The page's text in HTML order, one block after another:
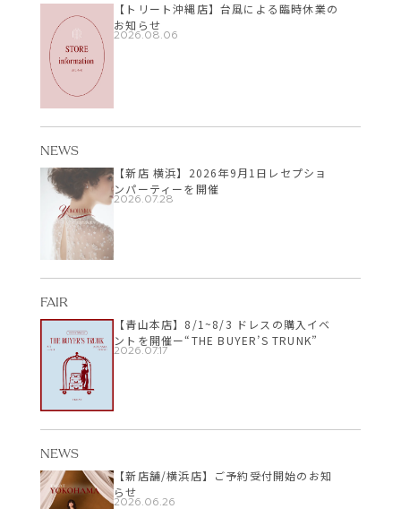
【トリート沖縄店】台風による臨時休業の
お知らせ
2026.08.06
NEWS
【新店 横浜】2026年9月1日レセプショ
ンパーティーを開催
2026.07.28
FAIR
【青山本店】8/1~8/3 ドレスの購入イベ
ントを開催ー“THE BUYER’S TRUNK”
2026.07.17
NEWS
【新店舗/横浜店】ご予約受付開始のお知
らせ
2026.06.26